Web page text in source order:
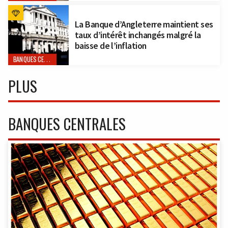
BANQUES CENTRALES
La Banque d’Angleterre maintient ses
taux d’intérêt inchangés malgré la
baisse de l’inflation
PLUS
BANQUES CENTRALES